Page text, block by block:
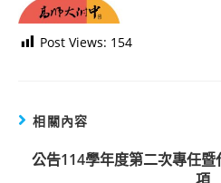
Post Views: 154
相關內容
公告114學年度第二次專任